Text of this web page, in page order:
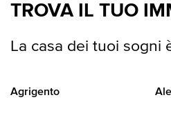
TROVA IL TUO
La casa dei tuoi sogni
Agrigento